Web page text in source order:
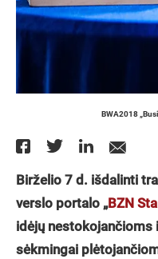
BWA2018
Birželio 7 d. išdalinti
verslo portalo „BZN
idėjų
sėkmingai